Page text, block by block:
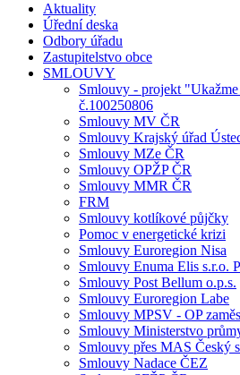
Aktuality
Úřední deska
Odbory úřadu
Zastupitelstvo obce
SMLOUVY
Smlouvy - projekt
č.100250806
Smlouvy MV ČR
Smlouvy Krajský úřad
Smlouvy MZe ČR
Smlouvy OPŽP ČR
Smlouvy MMR ČR
FRM
Smlouvy kotlíkové půjčky
Pomoc v energetické krizi
Smlouvy Euroregion Nisa
Smlouvy Enuma Elis s.r.o.
Smlouvy Post Bellum o.p.s.
Smlouvy Euroregion Labe
Smlouvy MPSV - OP
Smlouvy Ministerstvo
Smlouvy přes MAS Český
Smlouvy Nadace ČEZ